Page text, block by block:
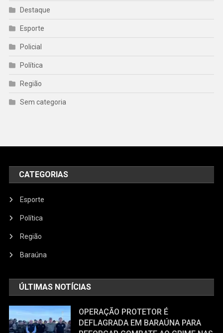
Destaque
Esporte
Policial
Política
Região
Sem categoria
CATEGORIAS
Esporte
Política
Região
Baraúna
ÚLTIMAS NOTÍCIAS
OPERAÇÃO PROTETOR É
DEFLAGRADA EM BARAÚNA PARA